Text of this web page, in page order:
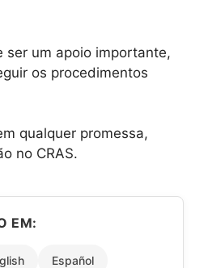
ser um apoio importante,
os procedimentos
qualquer promessa,
no CRAS.
EM:
Español